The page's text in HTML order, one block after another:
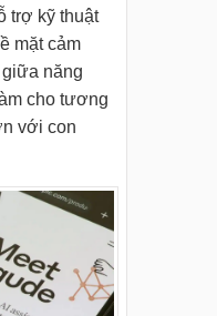
trợ kỹ thuật
mặt cảm
năng
cho tương
với con